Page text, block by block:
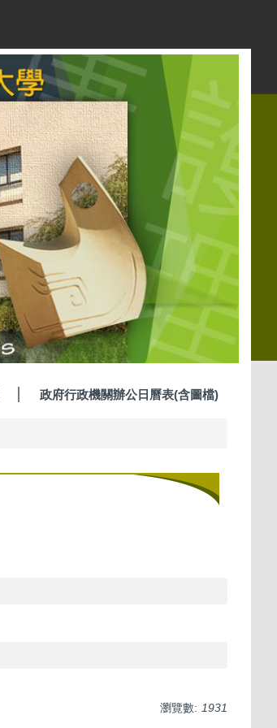
政府行政機關辦公日曆表(含圖檔)
瀏覽數: 1931